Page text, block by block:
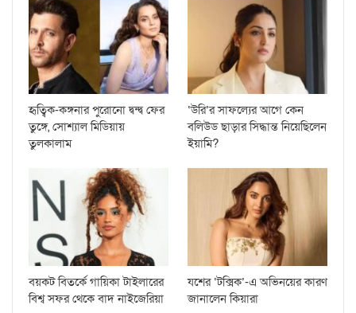
হৃত্বিক-কঙ্গনার পুরোনো দ্বন্দ্ব ফের
তুঙ্গে, সোশ্যাল মিডিয়ায়
তুলকালাম
‘উরি’র সাফল্যের আগে কেন
বলিউড ছাড়ার সিদ্ধান্ত নিয়েছিলেন
ইয়ামি?
বয়কট বিতর্কে গায়িকা টাইলারের
বিশ্ব সফর থেকে বাদ নাইজেরিয়া
যশের ‘টক্সিক’-এ অভিনয়ের কারণ
জানালেন কিয়ারা